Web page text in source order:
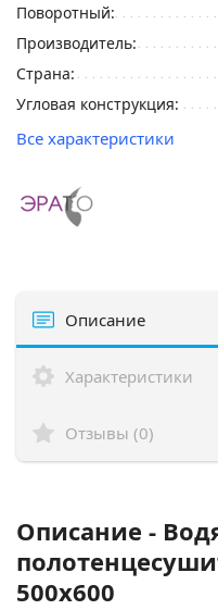
Поворотный:
Производитель:
Страна:
Угловая конструкция:
Все характеристики
Описание
Характеристики
Отзывы (0)
Описание -
500x600